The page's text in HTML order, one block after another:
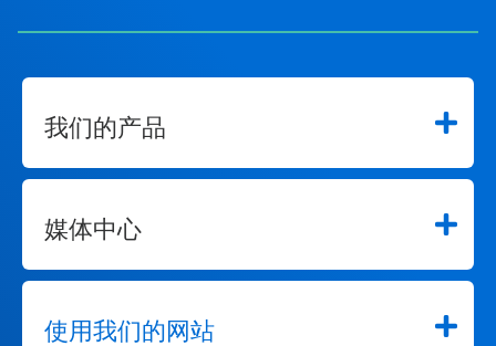
点
转
张
幻
片。
我们的产品
媒体中心
使用我们的网站